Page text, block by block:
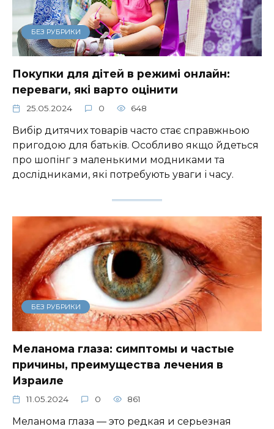
БЕЗ РУБРИКИ
Покупки для дітей в режимі онлайн:
переваги, які варто оцінити
25.05.2024 0 648
Вибір дитячих товарів часто стає справжньою
пригодою для батьків. Особливо якщо йдеться
про шопінг з маленькими модниками та
дослідниками, які потребують уваги і часу.
БЕЗ РУБРИКИ
Меланома глаза: симптомы и частые
причины, преимущества лечения в
Израиле
11.05.2024 0 861
Меланома глаза — это редкая и серьезная